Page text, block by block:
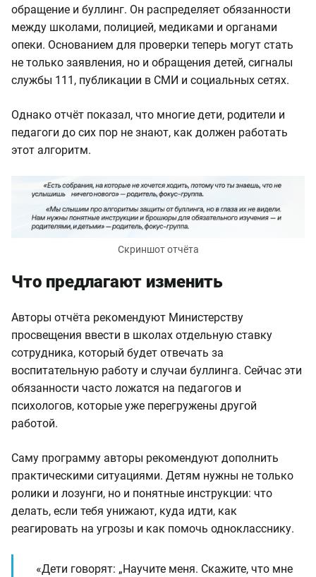
обращение и буллинг. Он распределяет обязанности
между школами, полицией, медиками и органами
опеки. Основанием для проверки теперь могут стать
не только заявления, но и обращения детей, сигналы
службы 111, публикации в СМИ и социальных сетях.
Однако отчёт показал, что многие дети, родители и
педагоги до сих пор не знают, как должен работать
этот алгоритм.
Скриншот отчёта
Что предлагают изменить
Авторы отчёта рекомендуют Министерству
просвещения ввести в школах отдельную ставку
сотрудника, который будет отвечать за
воспитательную работу и случаи буллинга. Сейчас эти
обязанности часто ложатся на педагогов и
психологов, которые уже перегружены другой
работой.
Саму программу авторы рекомендуют дополнить
практическими ситуациями. Детям нужны не только
ролики и лозунги, но и понятные инструкции: что
делать, если тебя унижают, куда идти, как
реагировать на угрозы и как помочь однокласснику.
«Дети говорят: „Научите меня. Скажите, что мне